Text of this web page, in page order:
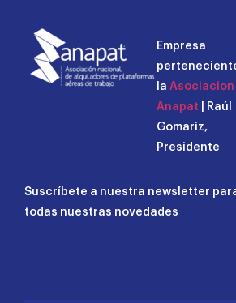
Empresa
la Asociacion
Anapat | Raúl
Gomariz,
Presidente
Suscríbete a nuestra newsletter
todas nuestras novedades